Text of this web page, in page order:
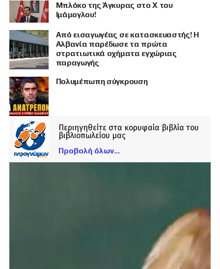
Μπλόκο της Άγκυρας στο X του
Ιμάμογλου!
Από εισαγωγέας σε κατασκευαστής! Η
Αλβανία παρέδωσε τα πρώτα
στρατιωτικά οχήματα εγχώριας
παραγωγής
Πολυμέπωπη σύγκρουση
Περιηγηθείτε στα κορυφαία βιβλία του
βιβλιοπωλείου μας
Προβολή όλων